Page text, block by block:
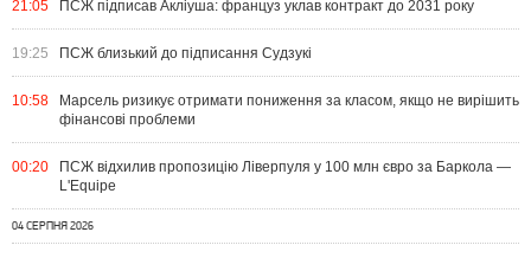
21:05 ПСЖ підписав Акліуша: француз уклав контракт до 2031 року
19:25 ПСЖ близький до підписання Судзукі
10:58
Марсель ризикує отримати пониження за класом, якщо не вирішить
фінансові проблеми
00:20
ПСЖ відхилив пропозицію Ліверпуля у 100 млн євро за Баркола —
L'Equipe
04 СЕРПНЯ 2026